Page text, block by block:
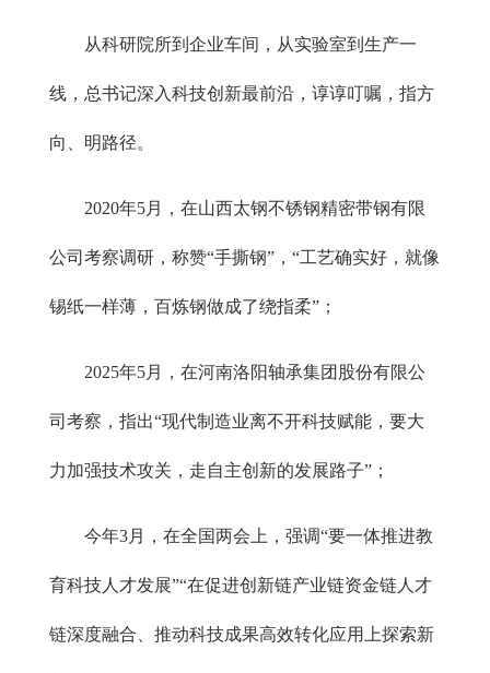
从科研院所到企业车间，从实验室到生产一
线，总书记深入科技创新最前沿，谆谆叮嘱，指方
向、明路径。
2020年5月，在山西太钢不锈钢精密带钢有限
公司考察调研，称赞“手撕钢”，“工艺确实好，就像
锡纸一样薄，百炼钢做成了绕指柔”；
2025年5月，在河南洛阳轴承集团股份有限公
司考察，指出“现代制造业离不开科技赋能，要大
力加强技术攻关，走自主创新的发展路子”；
今年3月，在全国两会上，强调“要一体推进教
育科技人才发展”“在促进创新链产业链资金链人才
链深度融合、推动科技成果高效转化应用上探索新